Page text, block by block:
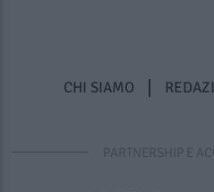
CHI SIAMO
PARTNERSHIP E